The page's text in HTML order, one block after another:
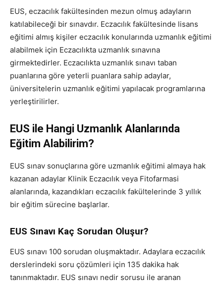
EUS, eczacılık fakültesinden mezun olmuş adayların
katılabileceği bir sınavdır. Eczacılık fakültesinde lisans
eğitimi almış kişiler eczacılık konularında uzmanlık eğitimi
alabilmek için Eczacılıkta uzmanlık sınavına
girmektedirler. Eczacılıkta uzmanlık sınavı taban
puanlarına göre yeterli puanlara sahip adaylar,
üniversitelerin uzmanlık eğitimi yapılacak programlarına
yerleştirilirler.
EUS ile Hangi Uzmanlık Alanlarında
Eğitim Alabilirim?
EUS sınav sonuçlarına göre uzmanlık eğitimi almaya hak
kazanan adaylar Klinik Eczacılık veya Fitofarmasi
alanlarında, kazandıkları eczacılık fakültelerinde 3 yıllık
bir eğitim sürecine başlarlar.
EUS Sınavı Kaç Sorudan Oluşur?
EUS sınavı 100 sorudan oluşmaktadır. Adaylara eczacılık
derslerindeki soru çözümleri için 135 dakika hak
tanınmaktadır. EUS sınavı nedir sorusu ile aranan